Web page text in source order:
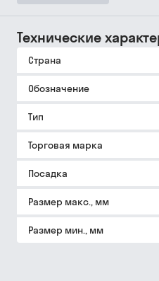
Технические
Страна
Обозначение
Тип
Торговая марка
Посадка
Размер макс., мм
Размер мин., мм